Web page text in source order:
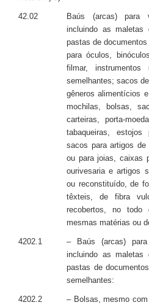
42.02
Baús (arcas) para
incluindo as
pastas de
para óculos,
filmar,
semelhantes; sacos
gêneros alimentícios
mochilas, bolsas,
carteiras, porta-
tabaqueiras,
sacos para artigos
ou para joias, caixas
ourivesaria e artigos
ou reconstituído, de
têxteis, de fibra
recobertos, no todo
mesmas matérias ou
4202.1
– Baús (arcas)
incluindo as
pastas de
semelhantes:
4202.2
– Bolsas, mesmo